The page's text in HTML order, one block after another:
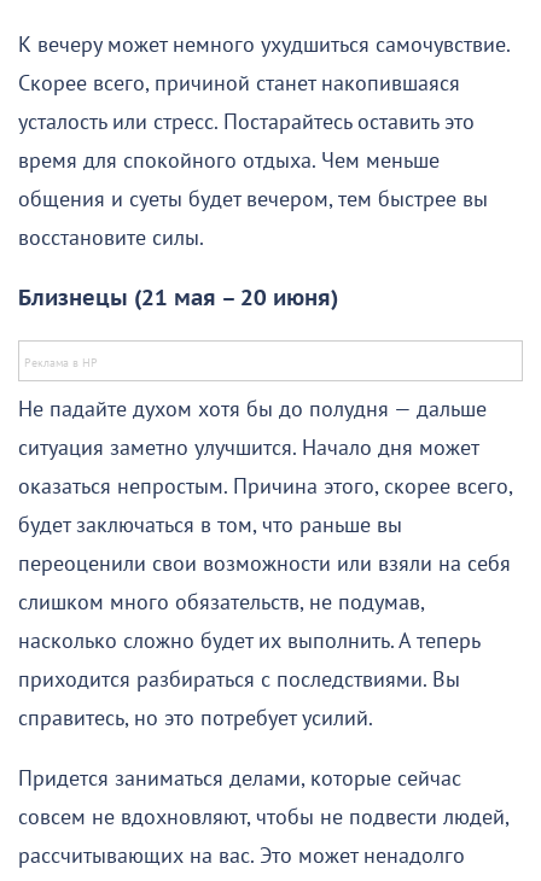
К вечеру может немного ухудшиться самочувствие.
Скорее всего, причиной станет накопившаяся
усталость или стресс. Постарайтесь оставить это
время для спокойного отдыха. Чем меньше
общения и суеты будет вечером, тем быстрее вы
восстановите силы.
Близнецы (21 мая – 20 июня)
Не падайте духом хотя бы до полудня — дальше
ситуация заметно улучшится. Начало дня может
оказаться непростым. Причина этого, скорее всего,
будет заключаться в том, что раньше вы
переоценили свои возможности или взяли на себя
слишком много обязательств, не подумав,
насколько сложно будет их выполнить. А теперь
приходится разбираться с последствиями. Вы
справитесь, но это потребует усилий.
Придется заниматься делами, которые сейчас
совсем не вдохновляют, чтобы не подвести людей,
рассчитывающих на вас. Это может ненадолго